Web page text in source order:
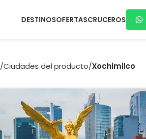
DESTINOSOFERTASCRUCEROS
/Ciudades del producto/Xochimilco